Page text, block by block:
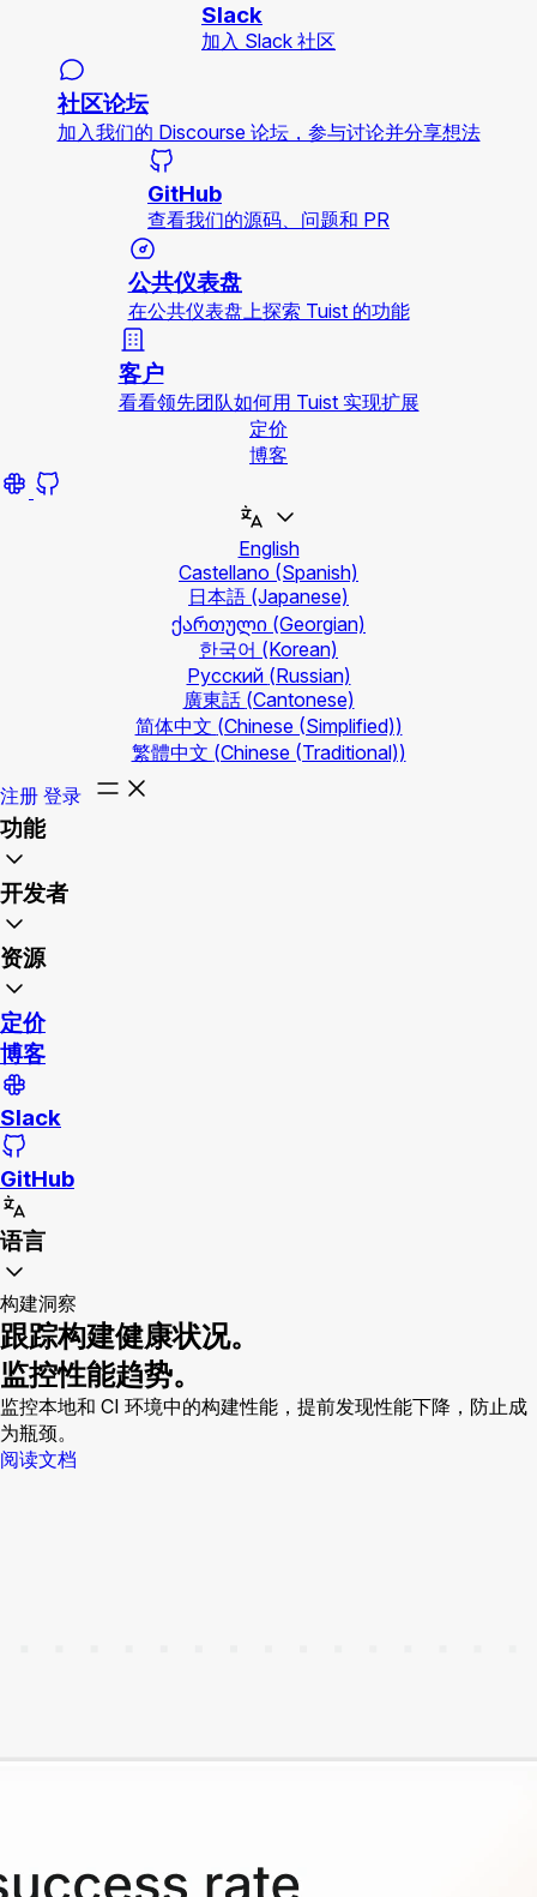
Slack
加入 Slack 社区
社区论坛
加入我们的 Discourse 论坛，参与讨论并分享想法
GitHub
查看我们的源码、问题和 PR
公共仪表盘
在公共仪表盘上探索 Tuist 的功能
客户
看看领先团队如何用 Tuist 实现扩展
定价
博客
English
Castellano (Spanish)
日本語 (Japanese)
ქართული (Georgian)
한국어 (Korean)
Русский (Russian)
廣東話 (Cantonese)
简体中文 (Chinese (Simplified))
繁體中文 (Chinese (Traditional))
注册 登录
功能
开发者
资源
定价
博客
Slack
GitHub
语言
构建洞察
跟踪构建健康状况。
监控性能趋势。
监控本地和 CI 环境中的构建性能，提前发现性能下降，防止成
为瓶颈。
阅读文档